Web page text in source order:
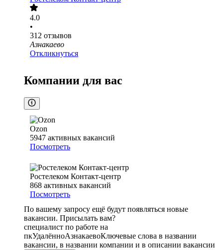
4.0
•
312 отзывов
Азнакаево
Откликнуться
Компании для вас
Ozon
5947 активных вакансий
Посмотреть
Ростелеком Контакт-центр
868 активных вакансий
Посмотреть
По вашему запросу ещё будут появляться новые
вакансии. Присылать вам?
специалист по работе на
пкУдалённоАзнакаевоКлючевые слова в названии
вакансии, в названии компании и в описании вакансии